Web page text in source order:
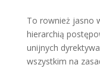
To rownież jasno
hierarchią
unijnych
wszystkim na